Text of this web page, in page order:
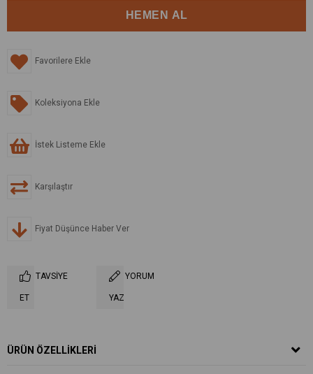
Favorilere Ekle
Koleksiyona Ekle
İstek Listeme Ekle
Karşılaştır
Fiyat Düşünce Haber Ver
TAVSIYE
ET
YORUM
YAZ
ÜRÜN ÖZELLIKLERI